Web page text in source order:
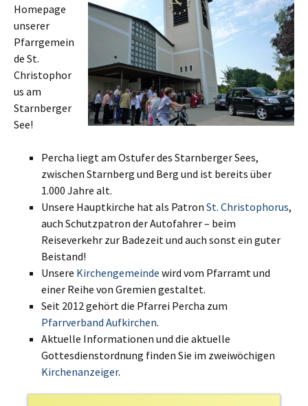
Homepage
unserer
Pfarrgemein
de St.
Christophor
us am
Starnberger
See!
Percha liegt am Ostufer des Starnberger Sees,
zwischen Starnberg und Berg und ist bereits über
1.000 Jahre alt.
Unsere Hauptkirche hat als Patron St. Christophorus,
auch Schutzpatron der Autofahrer – beim
Reiseverkehr zur Badezeit und auch sonst ein guter
Beistand!
Unsere Kirchengemeinde wird vom Pfarramt und
einer Reihe von Gremien gestaltet.
Seit 2012 gehört die Pfarrei Percha zum
Pfarrverband Aufkirchen.
Aktuelle Informationen und die aktuelle
Gottesdienstordnung finden Sie im zweiwöchigen
Kirchenanzeiger.